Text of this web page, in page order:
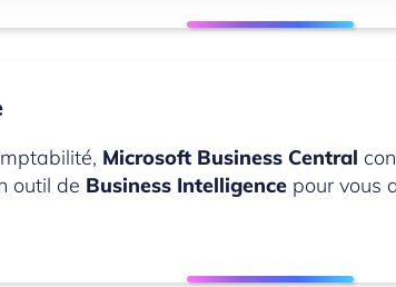
Microsoft Business Central
outil de Business Intelligence pour vous